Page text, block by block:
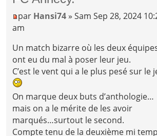
par Hansi74 » Sam Sep 28, 2024
am
Un match bizarre où les deux
ont eu du mal à poser leur jeu.
C’est le vent qui a le plus pesé sur le
On marque deux buts d’anthologie…
mais on a le mérite de les avoir
marqués…surtout le second.
Compte tenu de la deuxième mi